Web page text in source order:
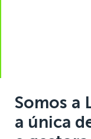
Somos a
a única